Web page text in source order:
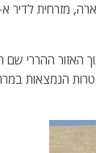
מזרחית לדיר א-
האזור ההררי שם
הנמצאות